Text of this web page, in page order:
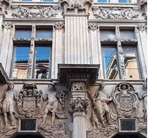
sont aussi de tout premier ordre. Autour du
musée, vous découvrirez des endroits tout à
fait intéressants. Un splendide jardin vous
est offert avec un manège et des jeux pour
les enfa